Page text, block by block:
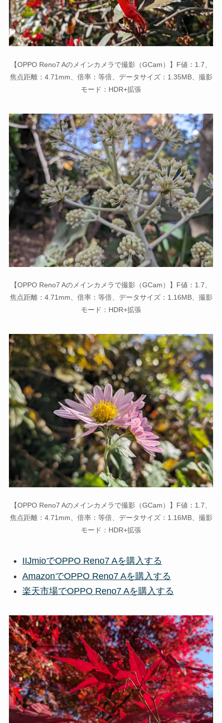
【OPPO Reno7 Aのメインカメラで撮影（GCam）】F値：1.7、
焦点距離：4.71mm、倍率：等倍、データサイズ：1.35MB、撮影
モード：HDR+拡張
【OPPO Reno7 Aのメインカメラで撮影（GCam）】F値：1.7、
焦点距離：4.71mm、倍率：等倍、データサイズ：1.16MB、撮影
モード：HDR+拡張
【OPPO Reno7 Aのメインカメラで撮影（GCam）】F値：1.7、
焦点距離：4.71mm、倍率：等倍、データサイズ：1.16MB、撮影
モード：HDR+拡張
IIJmioでOPPO Reno7 Aを購入する
AmazonでOPPO Reno7 Aを購入する
楽天市場でOPPO Reno7 Aを購入する